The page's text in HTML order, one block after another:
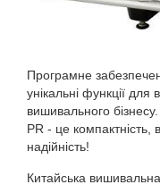
Програмне
унікальні функції
вишивального
PR - це компактність,
надійність!
Китайська вишивальна